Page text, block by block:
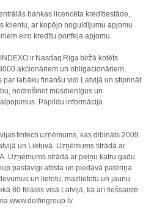
bankas licencēta kredītiestāde,
klientu, ar kopējo noguldījumu apjomu
eiro kredītu portfeļa apjomu.
ir Nasdaq Riga biržā kotēts
akcionāriem un obligacionāriem.
par labāku finanšu vidi Latvijā un stiprināt
nodrošinot mūsdienīgus un
Papildu informācija
fintech uzņēmums, kas dibināts 2009.
un Lietuvā. Uzņēmums strādā ar
Uzņēmums strādā ar peļņu katru gadu
pastāvīgi attīsta un piedāvā patēriņa
un lietotu, mazlietotu un jaunu
80 filiālēs visā Latvijā, kā arī tiešsaistē.
www.delfingroup.lv.